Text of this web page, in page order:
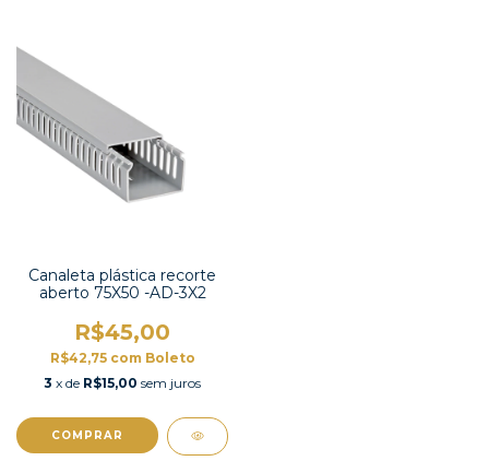
Canaleta plástica recorte
aberto 75X50 -AD-3X2
R$45,00
R$42,75 com Boleto
3 x de R$15,00 sem juros
COMPRAR